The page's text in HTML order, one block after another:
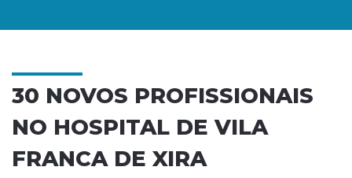
30 NOVOS PROFISSIONAIS
NO HOSPITAL DE VILA
FRANCA DE XIRA